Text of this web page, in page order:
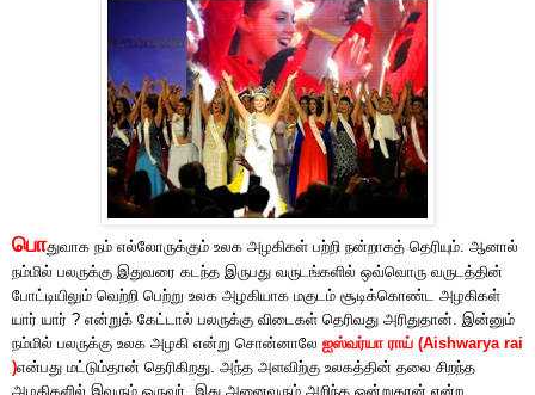
பொதுவாக நம் எல்லோருக்கும் உலக அழகிகள் பற்றி நன்றாகத் தெரியும். ஆனால்
நம்மில் பலருக்கு இதுவரை கடந்த இருபது வருடங்களில் ஒவ்வொரு வருடத்தின்
போட்டியிலும் வெற்றி பெற்று உலக அழகியாக மகுடம் சூடிக்கொண்ட அழகிகள்
யார் யார் ? என்றுக் கேட்டால் பலருக்கு விடைகள் தெரிவது அரிதுதான். இன்னும்
நம்மில் பலருக்கு உலக அழகி என்று சொன்னாலே ஐஸ்வர்யா ராய் (Aishwarya rai
)என்பது மட்டும்தான் தெரிகிறது. அந்த அளவிற்கு உலகத்தின் தலை சிறந்த
அழகிகளில் இவரும் ஒருவர். இது அனைவரும் அறிந்த ஒன்றுதான் என்ற